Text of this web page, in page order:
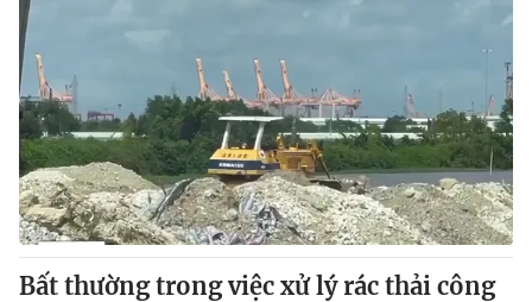
Bất thường trong việc xử lý rác thải công